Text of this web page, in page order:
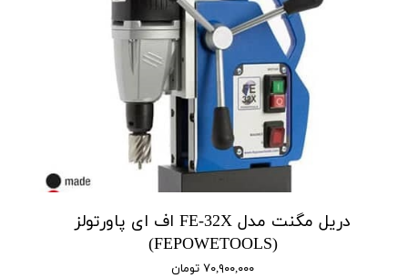
دریل مگنت مدل FE-32X اف ای پاورتولز
(FEPOWETOOLS)
۷۰,۹۰۰,۰۰۰ تومان